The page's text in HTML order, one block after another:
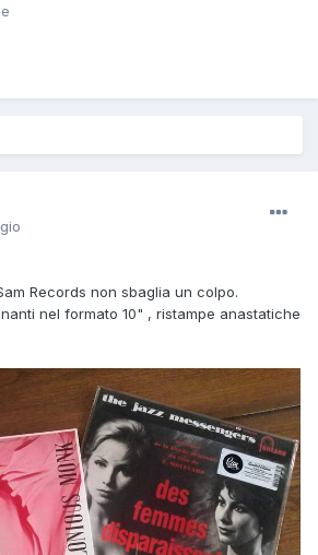
Records non sbaglia un colpo.
nel formato 10" , ristampe anastatiche